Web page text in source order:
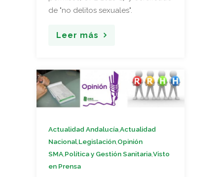
de "no delitos sexuales".
Leer más
Actualidad Andalucía,Actualidad
Nacional,Legislación,Opinión
SMA,Política y Gestión Sanitaria,Visto
en Prensa